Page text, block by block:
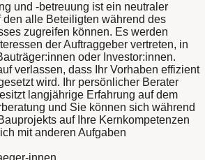
und -betreuung ist ein neutraler
den alle Beteiligten während des
zugreifen können. Es werden
der Auftraggeber vertreten, in
oder Investor:innen.
verlassen, dass Ihr Vorhaben effizient
wird. Ihr persönlicher Berater
langjährige Erfahrung auf dem
und Sie können sich während
auf Ihre Kernkompetenzen
mit anderen Aufgaben